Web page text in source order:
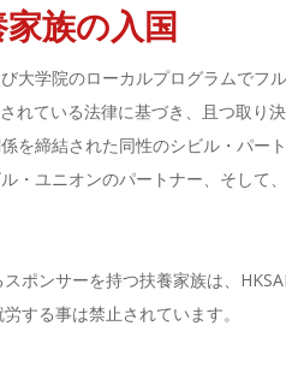
族の入国
大学院のローカルプログラムでフ
ている法律に基づき、且つ取り
を締結された同性のシビル・パー
・ユニオンのパートナー、そして
ポンサーを持つ扶養家族は、
する事は禁止されています。